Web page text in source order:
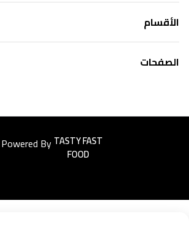
الأقسام
الصفحات
Powered ByEasyorders